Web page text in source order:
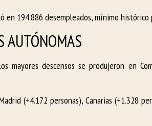
194.886 desempleados, mínimo histórico
AUTÓNOMAS
descensos se produjeron en
(+4.172 personas), Canarias (+1.328